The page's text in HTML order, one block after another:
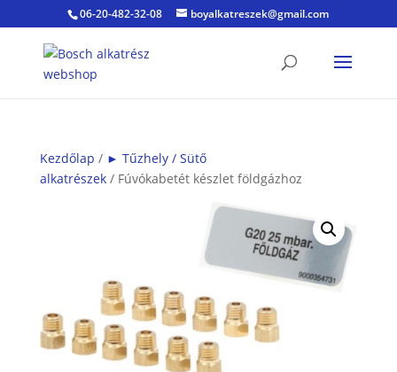
06-20-482-32-08 boyalkatreszek@gmail.com
Kezdőlap / ► Tűzhely / Sütő
alkatrészek/ Fúvókabetét készlet földgázhoz